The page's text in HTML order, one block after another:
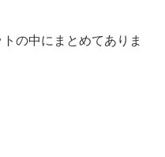
の中にまとめてありま